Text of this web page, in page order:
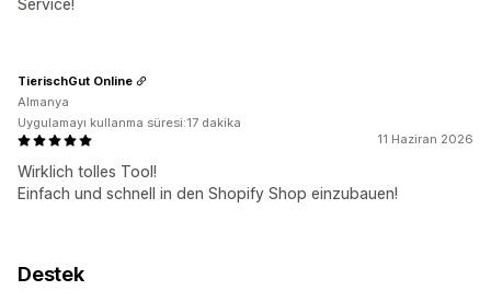
Service!
11 Haziran 2026
Wirklich tolles Tool!
Einfach und schnell in den Shopify Shop einzubauen!
TierischGut Online
Almanya
Uygulamayı kullanma süresi:17 dakika
Destek